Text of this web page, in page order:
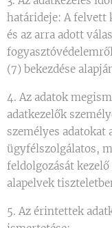
határideje: A
és az arra adott
(7) bekezdése
4. Az adatok
adatkezelők
személyes adatokat
ügyfélszolgálatos,
feldolgozását
alapelvek
5. Az érintettek